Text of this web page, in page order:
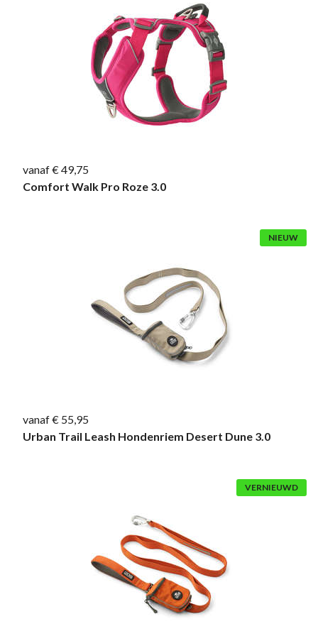
vanaf € 49,75
Comfort Walk Pro Roze 3.0
NIEUW
vanaf € 55,95
Urban Trail Leash Hondenriem Desert Dune 3.0
VERNIEUWD